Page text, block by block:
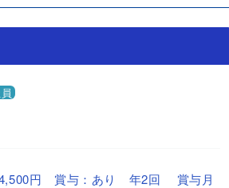
円 賞与：あり 年2回 賞与月